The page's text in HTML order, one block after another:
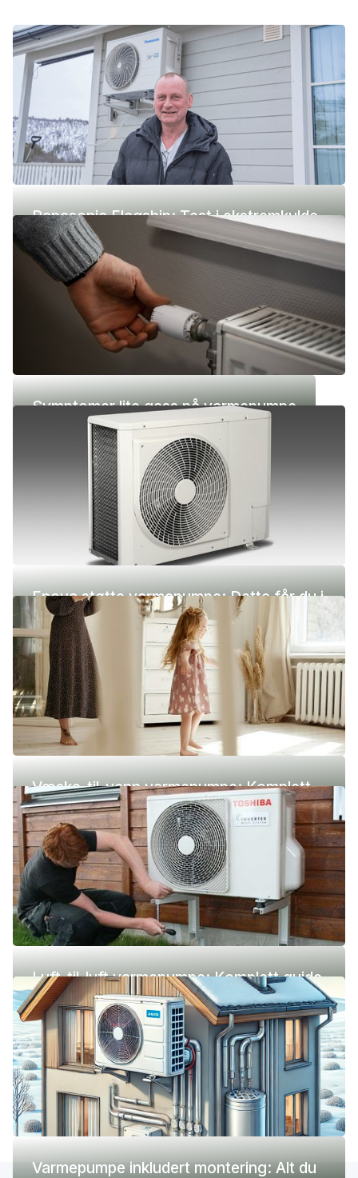
Panasonic Flagship: Test i ekstremkulde
(-42 °C)
Symptomer lite gass på varmepumpe
Enova støtte varmepumpe: Dette får du i
2026
Væske-til-vann varmepumpe: Komplett
guide (pris, fordeler og ulemper)
Luft-til-luft varmepumpe: Komplett guide
(pris, fordeler og ulemper)
Varmepumpe inkludert montering: Alt du